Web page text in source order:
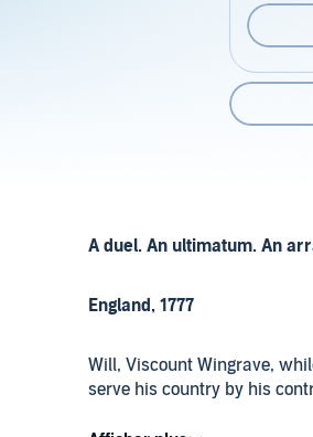
A duel. An ultimatum. An
England, 1777
Will, Viscount Wingrave,
serve his country by his